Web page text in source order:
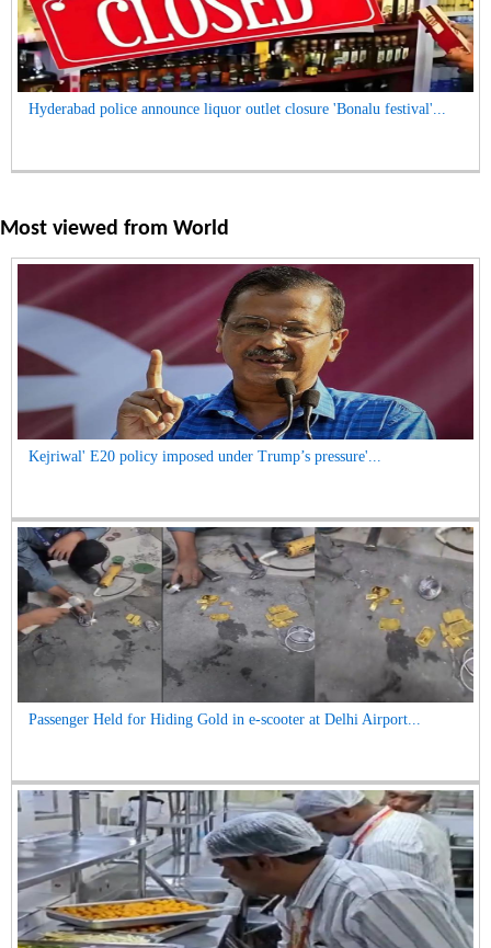
Hyderabad police announce liquor outlet closure 'Bonalu festival'...
Most viewed from World
Kejriwal' E20 policy imposed under Trump’s pressure'...
Passenger Held for Hiding Gold in e-scooter at Delhi Airport...